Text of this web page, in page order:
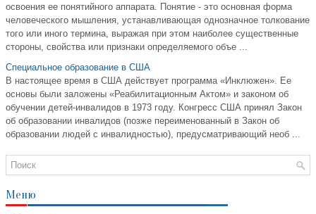
освоения ее понятийного аппарата. Понятие - это основная форма
человеческого мышления, устанавливающая однозначное толкование
того или иного термина, выражая при этом наиболее существенные
стороны, свойства или признаки определяемого объе ...
Специальное образование в США
В настоящее время в США действует программа «Инклюжен». Ее
основы были заложены «Реабилитационным Актом» и законом об
обучении детей-инвалидов в 1973 году. Конгресс США принял Закон
об образовании инвалидов (позже переименованный в Закон об
образовании людей с инвалидностью), предусматривающий необ ...
Меню